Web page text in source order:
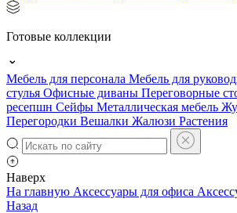
Готовые коллекции
Мебель для персонала Мебель для
стулья Офисные диваны Переговорные
ресепшн Сейфы Металлическая мебель
Перегородки Вешалки Жалюзи Растения
Наверх
На главную Аксессуары для офиса
Назад